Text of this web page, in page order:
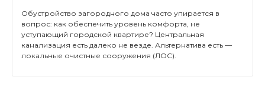
Обустройство загородного дома часто упирается в
вопрос: как обеспечить уровень комфорта, не
уступающий городской квартире? Центральная
канализация есть далеко не везде. Альтернатива есть —
локальные очистные сооружения (ЛОС).